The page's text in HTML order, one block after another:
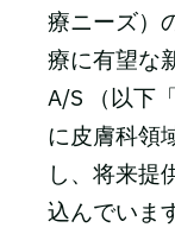
療ニーズ）
療に有望な
A/S （以下
に皮膚科領
し、将来提
込んでいま